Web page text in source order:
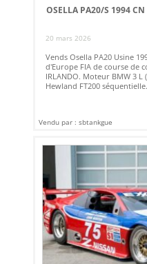
OSELLA PA20/S 1994
20 mars 2026
Vends Osella PA20 Usine
d'Europe FIA de course de
IRLANDO. Moteur BMW 3 L
Hewland FT200
Vendu par : sbtankgue